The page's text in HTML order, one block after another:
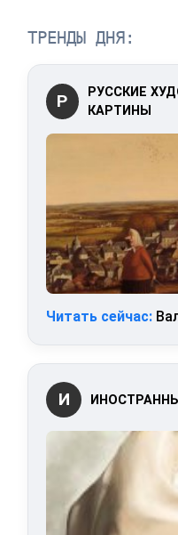
ТРЕНДЫ ДНЯ:
Р
РУССКИЕ
КАРТИНЫ
Читать сейчас:
И